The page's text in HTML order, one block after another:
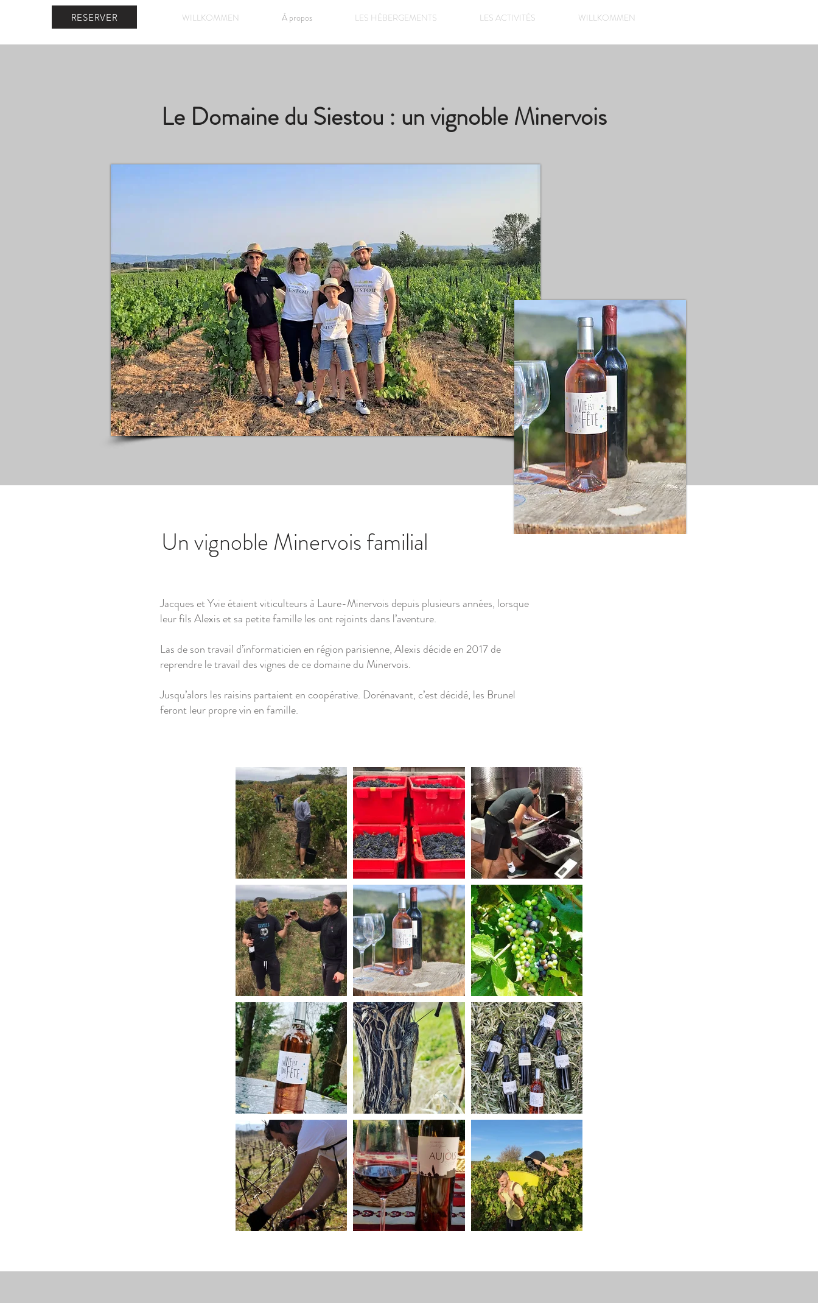
RESERVER WILLKOMMEN À propos LES HÉBERGEMENTS LES ACTIVITÉS WILLKOMMEN
Le Domaine du Siestou : un vignoble Minervois
Un vignoble Minervois familial
Jacques et Yvie étaient viticulteurs à Laure-Minervois depuis plusieurs années, lorsque
leur fils Alexis et sa petite famille les ont rejoints dans l’aventure.
Las de son travail d’informaticien en région parisienne, Alexis décide en 2017 de
reprendre le travail des vignes de ce domaine du Minervois.
Jusqu’alors les raisins partaient en coopérative. Dorénavant, c’est décidé, les Brunel
feront leur propre vin en famille.